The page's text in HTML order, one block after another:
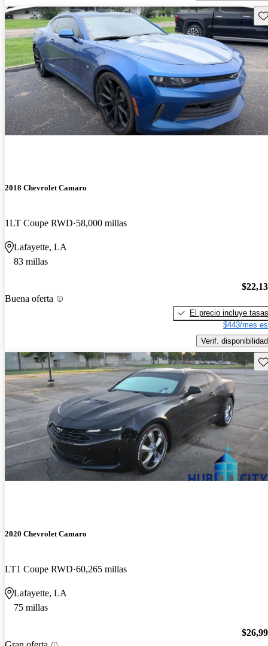
2018 Chevrolet Camaro
1LT Coupe RWD 58,000 millas
Lafayette, LA
83 millas
Buena oferta
El precio incluye tasas
$443/mes
Verif. disponibilidad
2020 Chevrolet Camaro
LT1 Coupe RWD 60,265 millas
Lafayette, LA
75 millas